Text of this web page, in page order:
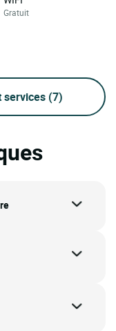
Gratuit
services (7)